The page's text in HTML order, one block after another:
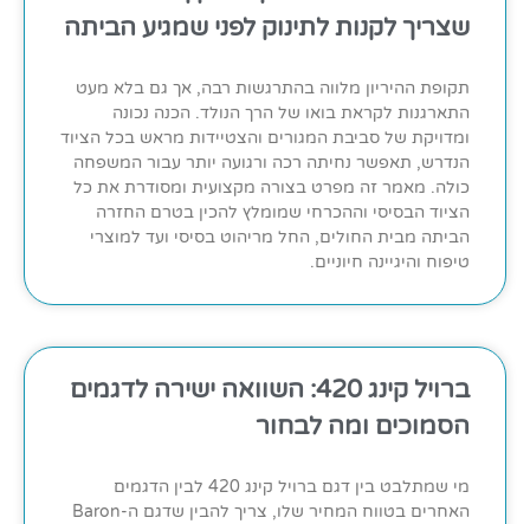
שצריך לקנות לתינוק לפני שמגיע הביתה
תקופת ההיריון מלווה בהתרגשות רבה, אך גם בלא מעט
התארגנות לקראת בואו של הרך הנולד. הכנה נכונה
ומדויקת של סביבת המגורים והצטיידות מראש בכל הציוד
הנדרש, תאפשר נחיתה רכה ורגועה יותר עבור המשפחה
כולה. מאמר זה מפרט בצורה מקצועית ומסודרת את כל
הציוד הבסיסי וההכרחי שמומלץ להכין בטרם החזרה
הביתה מבית החולים, החל מריהוט בסיסי ועד למוצרי
טיפוח והיגיינה חיוניים.
ברויל קינג 420: השוואה ישירה לדגמים
הסמוכים ומה לבחור
מי שמתלבט בין דגם ברויל קינג 420 לבין הדגמים
האחרים בטווח המחיר שלו, צריך להבין שדגם ה-Baron